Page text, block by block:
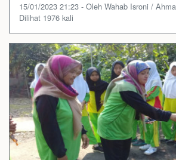
15/01/2023 21:23 - Oleh Wahab Isroni /
Dilihat 1976 kali